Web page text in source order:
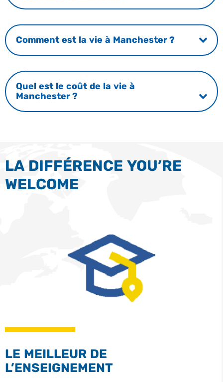
Comment est la vie à Manchester ?
Quel est le coût de la vie à
Manchester ?
LA DIFFÉRENCE YOU’RE
WELCOME
LE MEILLEUR DE
L’ENSEIGNEMENT